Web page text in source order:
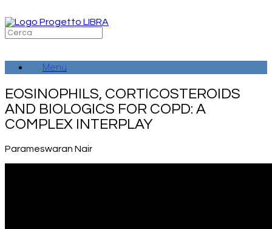
al
contenuto
Ricerca
per:
Menu
EOSINOPHILS, CORTICOSTEROIDS
AND BIOLOGICS FOR COPD: A
COMPLEX INTERPLAY
Parameswaran Nair